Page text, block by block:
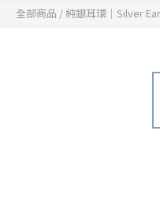
全部商品 / 純銀耳環｜Silver